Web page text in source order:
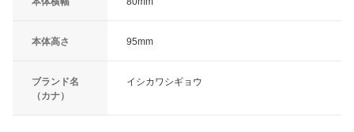
本体高さ 95mm
ブランド名
（カナ）
イシカワシギョウ